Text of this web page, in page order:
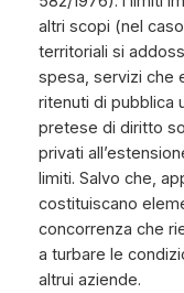
altri scopi (nel
territoriali si
spesa, servizi che
ritenuti di pubblica
pretese di diritto
privati
limiti. Salvo che,
costituiscano
concorrenza che
a turbare le
altrui aziende.